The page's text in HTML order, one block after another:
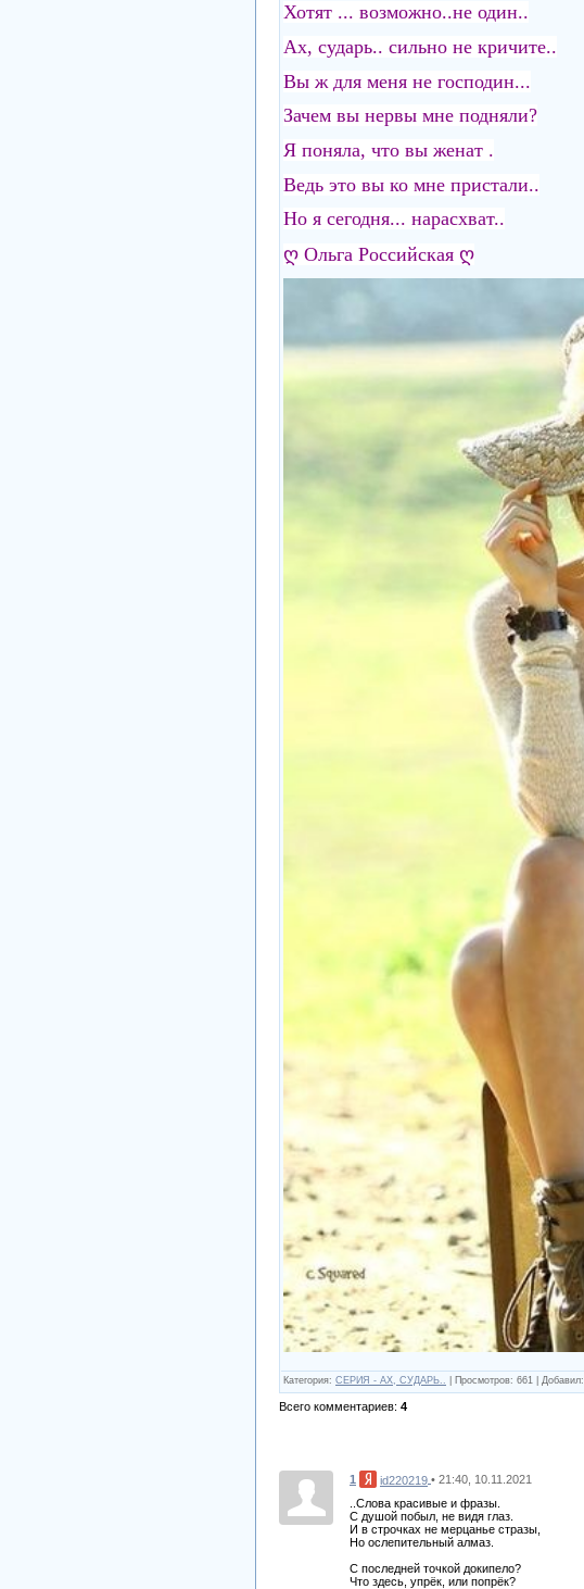
Хотят ... возможно..не один..
Ах, сударь.. сильно не кричите..
Вы ж для меня не господин...
Зачем вы нервы мне подняли?
Я поняла, что вы женат .
Ведь это вы ко мне пристали..
Но я сегодня... нарасхват..
ღ Ольга Российская ღ
Категория: СЕРИЯ - АХ, СУДАРЬ.. Просмотров: 661 Добавил:
Всего комментариев: 4
1 id220219 • 21:40, 10.11.2021
..Слова красивые и фразы.
С душой побыл, не видя глаз.
И в строчках не мерцанье стразы,
Но ослепительный алмаз.
С последней точкой докипело?
Что здесь, упрёк, или попрёк?